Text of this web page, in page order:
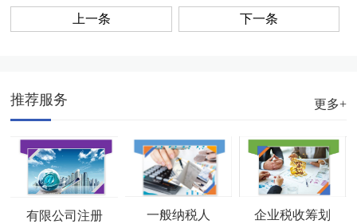
上一条 下一条
推荐服务 更多+
有限公司注册 一般纳税人 企业税收筹划